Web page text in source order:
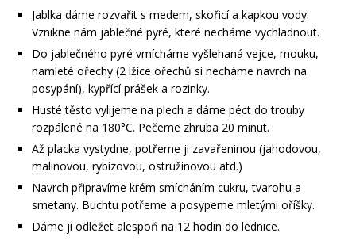
Jablka dáme rozvařit s medem, skořicí a kapkou vody.
Vznikne nám jablečné pyré, které necháme vychladnout.
Do jablečného pyré vmícháme vyšlehaná vejce, mouku,
namleté ořechy (2 lžíce ořechů si necháme navrch na
posypání), kypřící prášek a rozinky.
Husté těsto vylijeme na plech a dáme péct do trouby
rozpálené na 180°C. Pečeme zhruba 20 minut.
Až placka vystydne, potřeme ji zavařeninou (jahodovou,
malinovou, rybízovou, ostružinovou atd.)
Navrch připravíme krém smícháním cukru, tvarohu a
smetany. Buchtu potřeme a posypeme mletými oříšky.
Dáme ji odležet alespoň na 12 hodin do lednice.